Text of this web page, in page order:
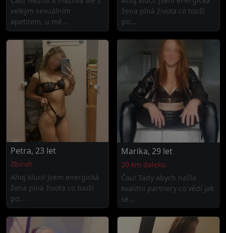
velkým sexuálním
apetitem, u mě...
žena plná života co touží
po...
Petra, 23 let
Zbiroh
Ahoj kluci! Jsem energická
žena plná života co touží
po...
Marika, 29 let
20 km daleko
Čau! Tady abych našla
kvalitní partnery co vědí jak
se...